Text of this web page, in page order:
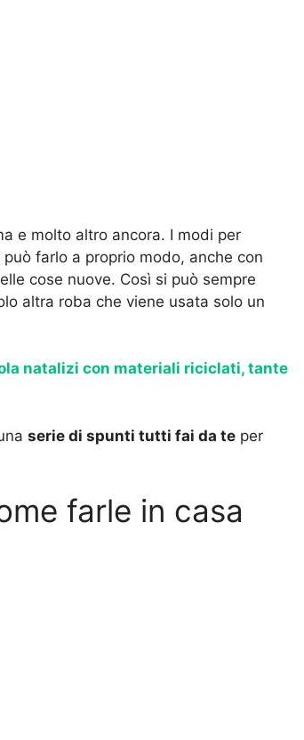
e molto altro ancora. I modi per
farlo a proprio modo, anche con
cose nuove. Così si può sempre
altra roba che viene usata solo un
natalizi con materiali riciclati, tante
serie di spunti tutti fai da te per
farle in casa